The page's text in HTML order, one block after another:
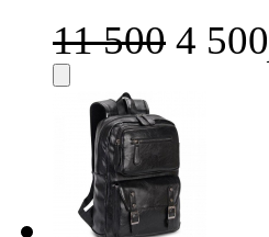
11 500 4 500